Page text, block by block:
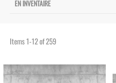
EN INVENTAIRE
Items1-12of259